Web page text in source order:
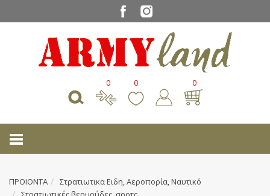
0 0 0
ΠΡΟΙΟΝΤΑ
Στρατιωτικα Ειδη, Αεροπορία, Ναυτικό